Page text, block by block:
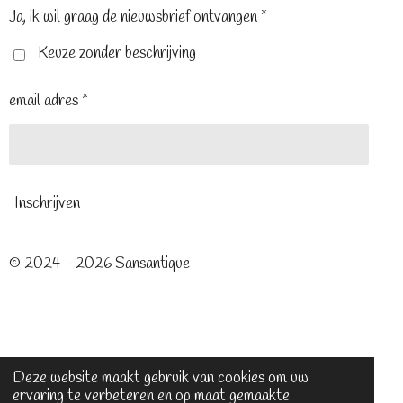
Deze website maakt gebruik van cookies om uw
ervaring te verbeteren en op maat gemaakte
o
e
t
r
m
Ja, ik wil graag de nieuwsbrief ontvangen *
Keuze zonder beschrijving
email adres *
Inschrijven
© 2024 - 2026 Sansantique